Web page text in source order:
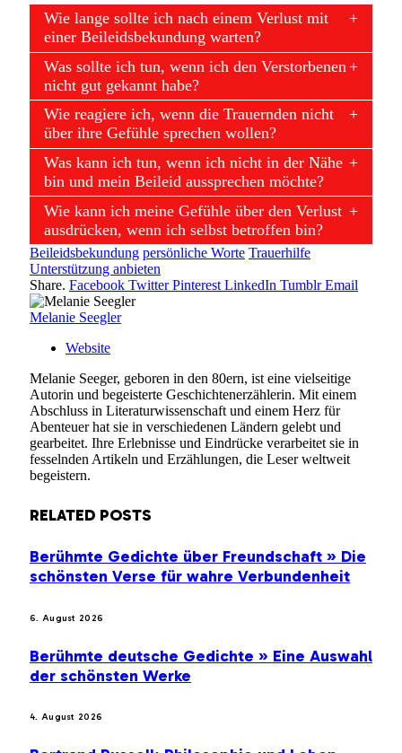
Wie lange sollte ich nach einem Verlust mit
einer Beileidsbekundung warten?
Was sollte ich tun, wenn ich den Verstorbenen
nicht gut gekannt habe?
Wie reagiere ich, wenn die Trauernden nicht
über ihre Gefühle sprechen wollen?
Was kann ich tun, wenn ich nicht in der Nähe
bin und mein Beileid aussprechen möchte?
Wie kann ich meine Gefühle über den Verlust
ausdrücken, wenn ich selbst betroffen bin?
Beileidsbekundung persönliche Worte Trauerhilfe
Unterstützung anbieten
Share. Facebook Twitter Pinterest LinkedIn Tumblr Email
Melanie Seegler
Website
Melanie Seeger, geboren in den 80ern, ist eine vielseitige
Autorin und begeisterte Geschichtenerzählerin. Mit einem
Abschluss in Literaturwissenschaft und einem Herz für
Abenteuer hat sie in verschiedenen Ländern gelebt und
gearbeitet. Ihre Erlebnisse und Eindrücke verarbeitet sie in
fesselnden Artikeln und Erzählungen, die Leser weltweit
begeistern.
RELATED POSTS
Berühmte Gedichte über Freundschaft » Die
schönsten Verse für wahre Verbundenheit
6. August 2026
Berühmte deutsche Gedichte » Eine Auswahl
der schönsten Werke
4. August 2026